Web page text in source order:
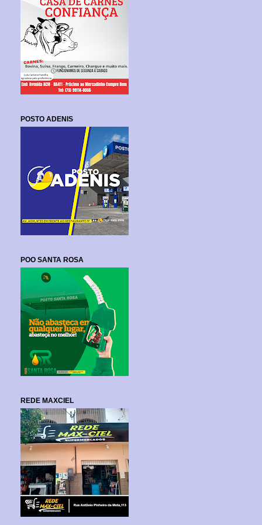
POSTO ADENIS
POO SANTA ROSA
REDE MAXCIEL